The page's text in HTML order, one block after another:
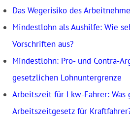
Das Wegerisiko des
Mindestlohn als Aushilfe: Wie
Vorschriften aus?
Mindestlohn: Pro- und Contra-
gesetzlichen Lohnuntergrenze
Arbeitszeit für Lkw-Fahrer: Was
Arbeitszeitgesetz für